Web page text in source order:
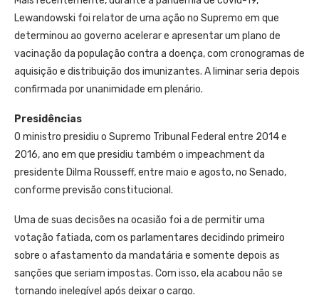
Lewandowski foi relator de uma ação no Supremo em que
determinou ao governo acelerar e apresentar um plano de
vacinação da população contra a doença, com cronogramas de
aquisição e distribuição dos imunizantes. A liminar seria depois
confirmada por unanimidade em plenário.
Presidências
O ministro presidiu o Supremo Tribunal Federal entre 2014 e
2016, ano em que presidiu também o impeachment da
presidente Dilma Rousseff, entre maio e agosto, no Senado,
conforme previsão constitucional.
Uma de suas decisões na ocasião foi a de permitir uma
votação fatiada, com os parlamentares decidindo primeiro
sobre o afastamento da mandatária e somente depois as
sanções que seriam impostas. Com isso, ela acabou não se
tornando inelegível após deixar o cargo.